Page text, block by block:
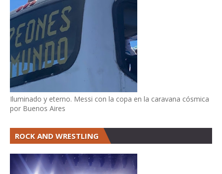
Iluminado y eterno. Messi con la copa en la caravana cósmica
por Buenos Aires
ROCK AND WRESTLING